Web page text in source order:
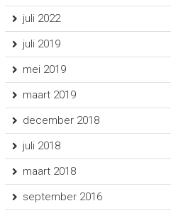
juli 2022
juli 2019
mei 2019
maart 2019
december 2018
juli 2018
maart 2018
september 2016